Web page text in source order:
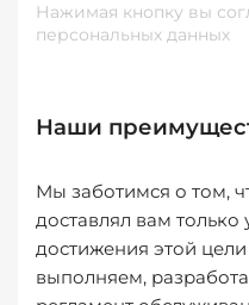
Нажимая кнопку вы
персональных данных
Наши
Мы заботимся о том,
доставлял вам только
достижения этой
выполняем,